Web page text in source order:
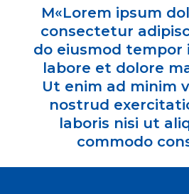
M«Lorem ipsum
consectetur
do eiusmod
labore et dolore
Ut enim ad minim
nostrud
laboris nisi ut
commodo